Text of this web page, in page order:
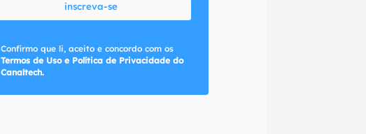
inscreva-se
Confirmo que li, aceito e concordo com os
Termos de Uso e Política de Privacidade do
Canaltech.